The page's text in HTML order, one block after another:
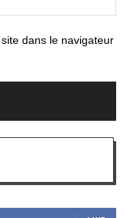
dans le navigateur